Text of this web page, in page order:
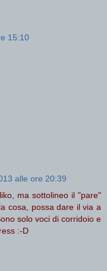
15:10
alle ore 20:39
ma sottolineo il "pare"
cosa, possa dare il via a
solo voci di corridoio e
:-D